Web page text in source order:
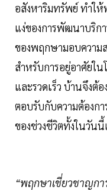
อสังหาริมทรัพย์ ทำใ
แง่ของการพัฒนาบริก
ของพฤกษามอบความ
สำหรับการอยู่อาศัยใ
และรวดเร็ว บ้านจึง
ตอบรับกับความต้องก
ของช่วงชีวิตทั้งในวัน
“พฤกษาเชี่ยวชาญก